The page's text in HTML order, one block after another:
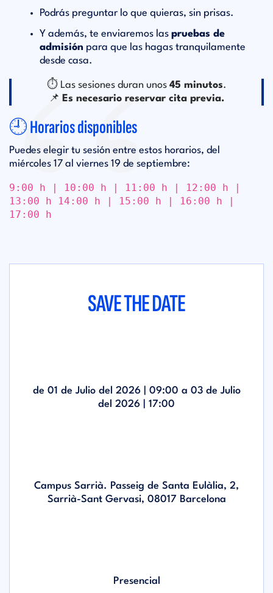
Podrás preguntar lo que quieras, sin prisas.
Y además, te enviaremos las pruebas de
admisión para que las hagas tranquilamente
desde casa.
⏱ Las sesiones duran unos 45 minutos.
📌 Es necesario reservar cita previa.
🕘 Horarios disponibles
Puedes elegir tu sesión entre estos horarios, del
miércoles 17 al viernes 19 de septiembre:
9:00 h | 10:00 h | 11:00 h | 12:00 h |
13:00 h 14:00 h | 15:00 h | 16:00 h |
17:00 h
SAVE THE DATE
de 01 de Julio del 2026 | 09:00 a 03 de Julio
del 2026 | 17:00
Campus Sarrià. Passeig de Santa Eulàlia, 2,
Sarrià-Sant Gervasi, 08017 Barcelona
Presencial